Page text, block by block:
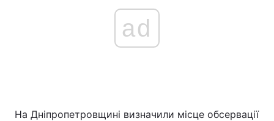
ad
На Дніпропетровщині визначили місце обсервації